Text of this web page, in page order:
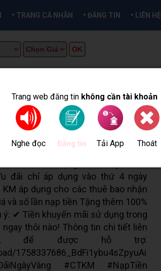
Trang web đăng tin không cần tài khoản
Nghe đọc Đăng tin Tải App Thoát
• TRANG CÁ NHÂN • ĐĂNG TIN • LIÊN HỆ
50% NẠP TIỀN NGÀY
INFO
MobiFone tặng 50% khuyến mãi
đãi chỉ áp dụng vào thứ 4 ngày
áp dụng cho các thuê bao nhận
và số lần nạp tiền Tặng thêm 100%
ý: ✔ Tiền khuyến mãi sử dụng trong
thôi nào! Thông tin chi tiết liên
để được hỗ trợ.
1758337686_BdFi1ybu4sZpyuAi
#CTKM #NạpTiền